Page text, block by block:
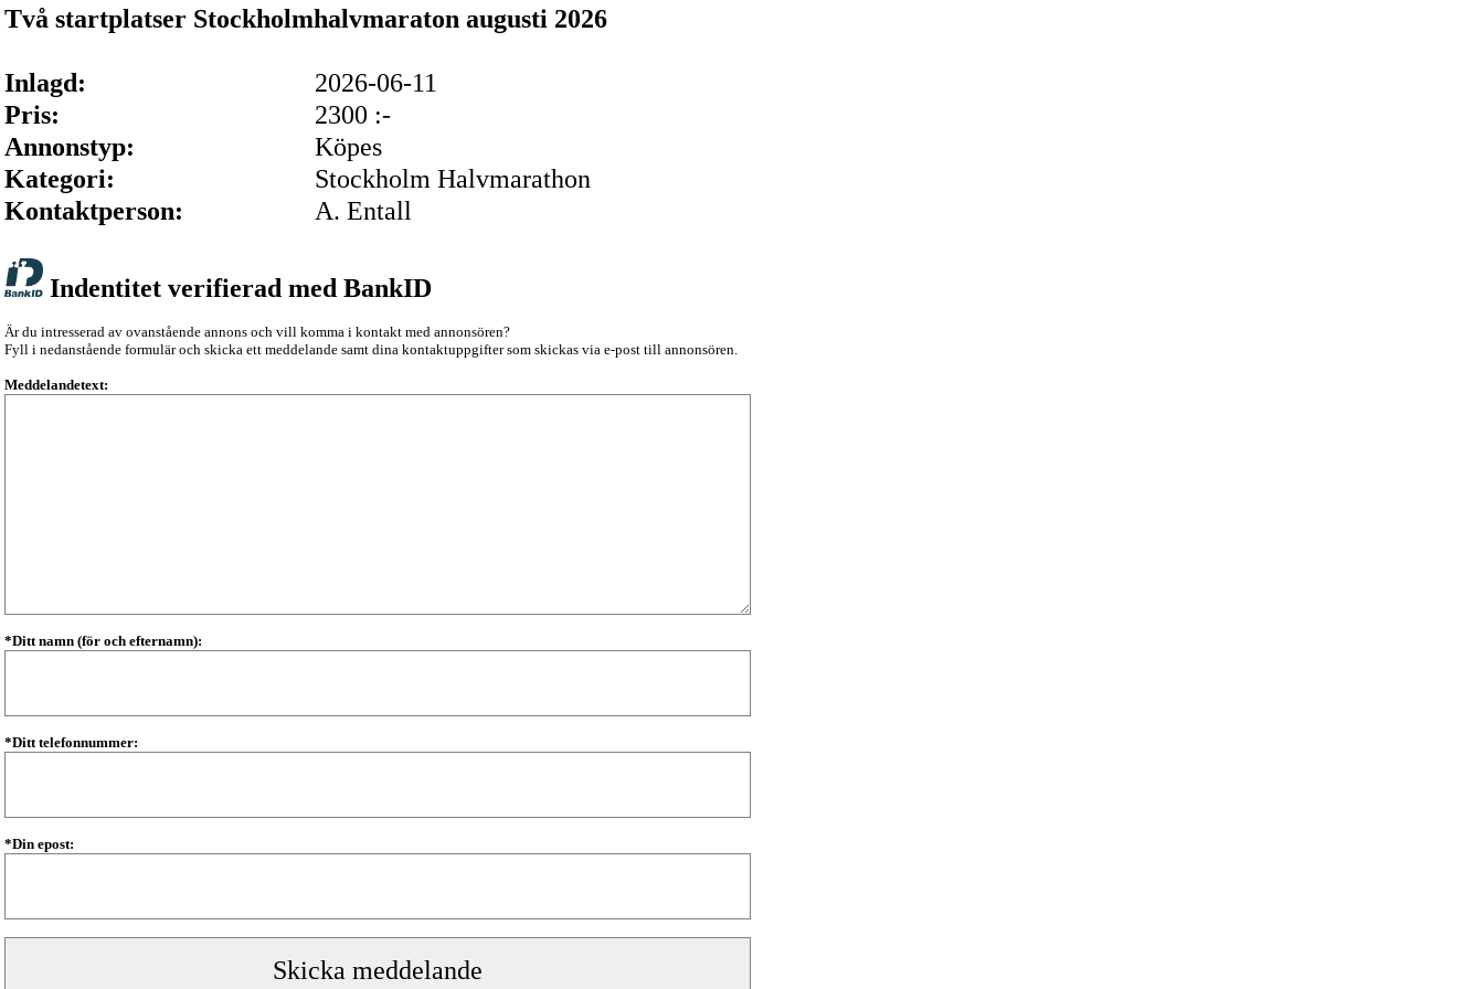
Två startplatser Stockholmhalvmaraton augusti 2026
Inlagd:
2026-06-11
Pris:
2300 :-
Annonstyp:
Köpes
Kategori:
Stockholm Halvmarathon
Kontaktperson:
A. Entall
Indentitet verifierad med BankID
Är du intresserad av ovanstående annons och vill komma i kontakt med annonsören?
Fyll i nedanstående formulär och skicka ett meddelande samt dina kontaktuppgifter som skickas via e-post till annonsören.
Meddelandetext:
*Ditt namn (för och efternamn):
*Ditt telefonnummer:
*Din epost: